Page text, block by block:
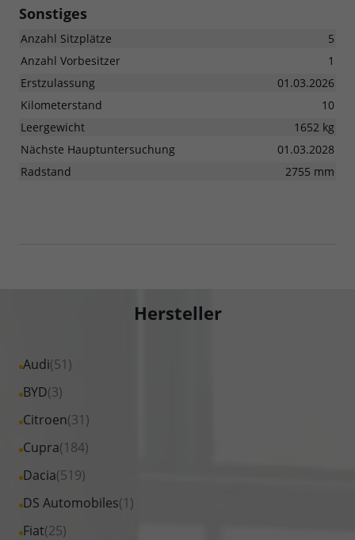
Sonstiges
Anzahl Sitzplätze
5
Anzahl Vorbesitzer
1
Erstzulassung
01.03.2026
Kilometerstand
10
Leergewicht
1652 kg
Nächste Hauptuntersuchung
01.03.2028
Radstand
2755 mm
Hersteller
Audi(51)
Alle
Fahrzeuge
Audi
anzeigen
BYD(3)
Alle
Fahrzeuge
BYD
anzeigen
Citroen(31)
Alle
Fahrzeuge
Citroen
anzeigen
Cupra(184)
Alle
Fahrzeuge
Cupra
anzeigen
Dacia(519)
Alle
Fahrzeuge
DS Automobiles(1)
Alle
Fahrzeuge
Fiat(25)
Alle